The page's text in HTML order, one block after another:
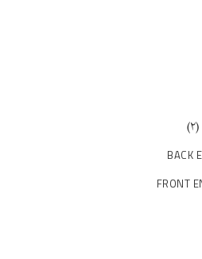
(۲)